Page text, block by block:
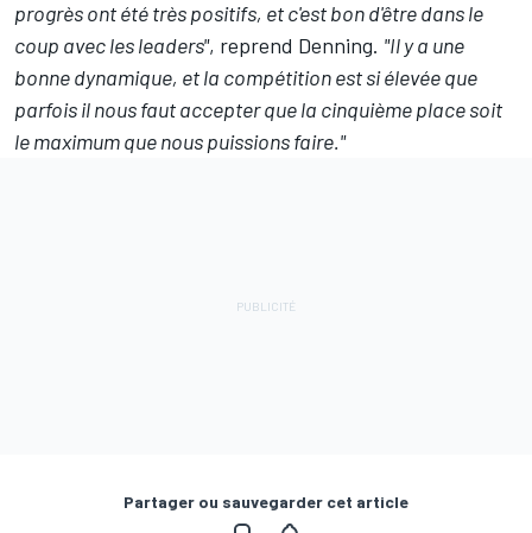
progrès ont été très positifs, et c'est bon d'être dans le
coup avec les leaders", reprend Denning. "Il y a une
bonne dynamique, et la compétition est si élevée que
parfois il nous faut accepter que la cinquième place soit
le maximum que nous puissions faire."
Partager ou sauvegarder cet article